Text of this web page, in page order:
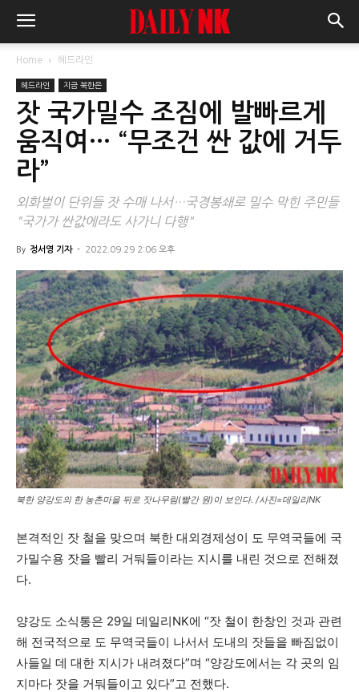
Home 헤드라인
헤드라인 지금 북한은
잣 국가밀수 조짐에 발빠르게
움직여… “무조건 싼 값에 거두
라”
외화벌이 단위들 잣 수매 나서…국경봉쇄로 밀수 막힌 주민들
"국가가 싼값에라도 사가니 다행"
By 정서영 기자 - 2022.09.29 2:06 오후
북한 양강도의 한 농촌마을 뒤로 잣나무림(빨간 원)이 보인다. /사진=데일리NK
본격적인 잣 철을 맞으며 북한 대외경제성이 도 무역국들에 국
가밀수용 잣을 빨리 거둬들이라는 지시를 내린 것으로 전해졌
다.
양강도 소식통은 29일 데일리NK에 “잣 철이 한창인 것과 관련
해 전국적으로 도 무역국들이 나서서 도내의 잣들을 빠짐없이
사들일 데 대한 지시가 내려졌다”며 “양강도에서는 각 곳의 임
지마다 잣을 거둬들이고 있다”고 전했다.